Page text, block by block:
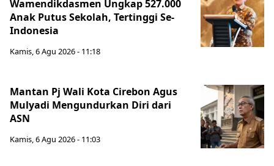
Wamendikdasmen Ungkap 527.000
Anak Putus Sekolah, Tertinggi Se-
Indonesia
Kamis, 6 Agu 2026 - 11:18
Mantan Pj Wali Kota Cirebon Agus
Mulyadi Mengundurkan Diri dari
ASN
Kamis, 6 Agu 2026 - 11:03